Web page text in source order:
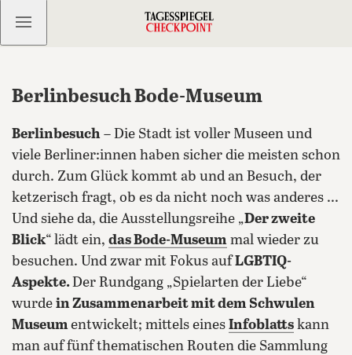
Kostenlos anmelden
Berlinbesuch Bode-Museum
Berlinbesuch – Die Stadt ist voller Museen und
viele Berliner:innen haben sicher die meisten schon
durch. Zum Glück kommt ab und an Besuch, der
ketzerisch fragt, ob es da nicht noch was anderes ...
Und siehe da, die Ausstellungsreihe „Der zweite
Blick“ lädt ein, das Bode-Museum mal wieder zu
besuchen. Und zwar mit Fokus aufLGBTIQ-
Aspekte.Der Rundgang „Spielarten der Liebe“
wurde in Zusammenarbeit mit dem Schwulen
Museumentwickelt; mittels eines Infoblatts kann
man auf fünf thematischen Routen die Sammlung